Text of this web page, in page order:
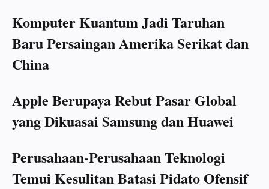
Komputer Kuantum Jadi Taruhan
Baru Persaingan Amerika Serikat dan
China
Apple Berupaya Rebut Pasar Global
yang Dikuasai Samsung dan Huawei
Perusahaan-Perusahaan Teknologi
Temui Kesulitan Batasi Pidato Ofensif